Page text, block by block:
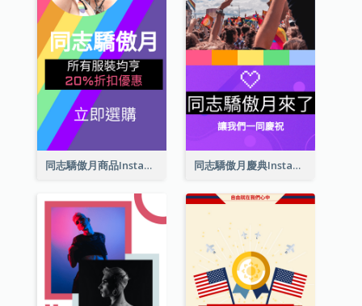
同志驕傲月商品Instagram限時動態 同志驕傲月慶典Instagram限時動態